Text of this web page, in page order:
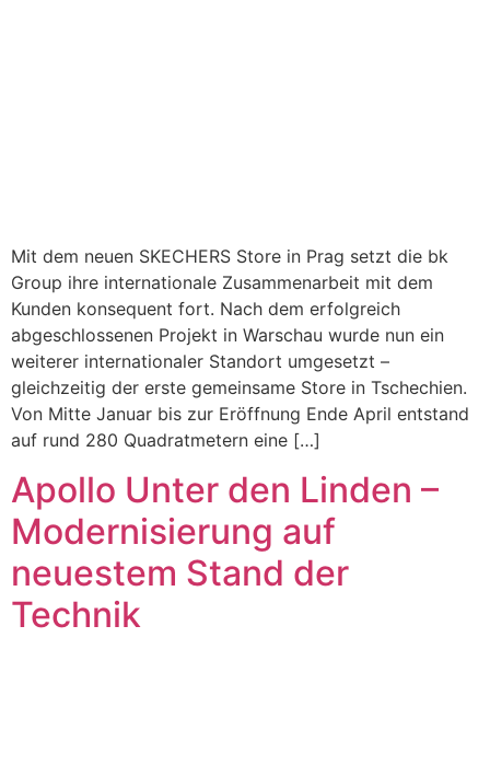
Mit dem neuen SKECHERS Store in Prag setzt die bk
Group ihre internationale Zusammenarbeit mit dem
Kunden konsequent fort. Nach dem erfolgreich
abgeschlossenen Projekt in Warschau wurde nun ein
weiterer internationaler Standort umgesetzt –
gleichzeitig der erste gemeinsame Store in Tschechien.
Von Mitte Januar bis zur Eröffnung Ende April entstand
auf rund 280 Quadratmetern eine […]
Apollo Unter den Linden –
Modernisierung auf
neuestem Stand der
Technik